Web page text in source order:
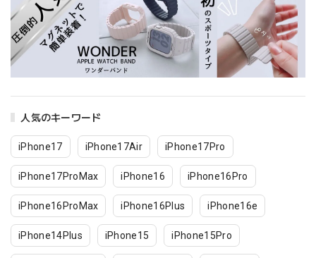
人気のキーワード
iPhone17 iPhone17Air iPhone17Pro
iPhone17ProMax iPhone16 iPhone16Pro
iPhone16ProMax iPhone16Plus iPhone16e
iPhone14Plus iPhone15 iPhone15Pro